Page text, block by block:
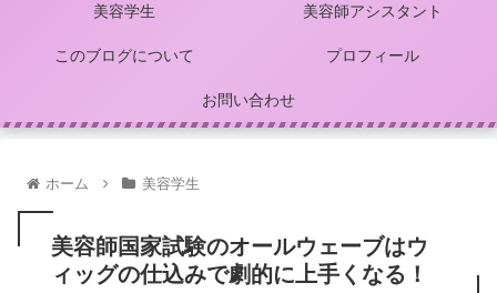
美容学生 美容師アシスタント
このブログについて プロフィール
お問い合わせ
ホーム 美容学生
美容師国家試験のオールウェーブはウ
ィッグの仕込みで劇的に上手くなる！